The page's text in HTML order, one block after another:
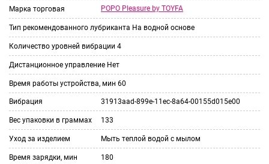
Марка торговая POPO Pleasure by TOYFA
Тип рекомендованного лубриканта На водной основе
Количество уровней вибрации 4
Дистанционное управление Нет
Время работы устройства, мин 60
Вибрация 31913aad-899e-11ec-8a64-00155d015e00
Вес упаковки в граммах 133
Уход за изделием Мыть теплой водой с мылом
Время зарядки, мин 180